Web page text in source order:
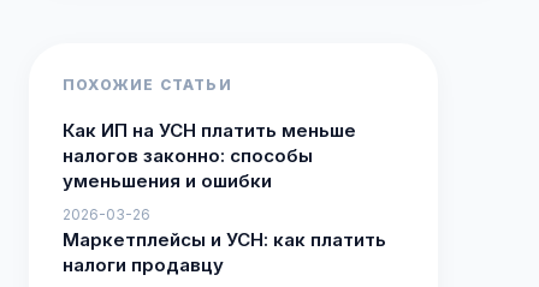
ПОХОЖИЕ СТАТЬИ
Как ИП на УСН платить меньше
налогов законно: способы
уменьшения и ошибки
2026-03-26
Маркетплейсы и УСН: как платить
налоги продавцу